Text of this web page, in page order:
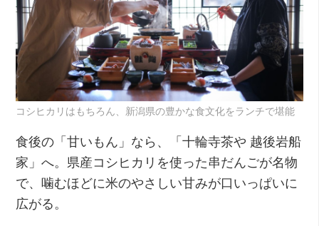
コシヒカリはもちろん、新潟県の豊かな食文化をランチで堪能
食後の「甘いもん」なら、「十輪寺茶や 越後岩船
家」へ。県産コシヒカリを使った串だんごが名物
で、噛むほどに米のやさしい甘みが口いっぱいに
広がる。